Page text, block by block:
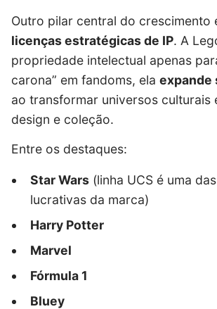
Outro pilar central do crescimento
licenças estratégicas de IP. A
propriedade intelectual apenas
carona” em fandoms, ela expande
ao transformar universos culturais
design e coleção.
Entre os destaques:
Star Wars (linha UCS é uma
lucrativas da marca)
Harry Potter
Marvel
Fórmula 1
Bluey